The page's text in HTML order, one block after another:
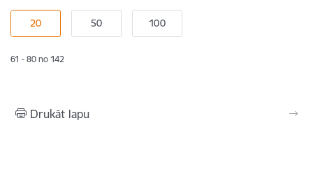
61 - 80 no 142
Drukāt lapu